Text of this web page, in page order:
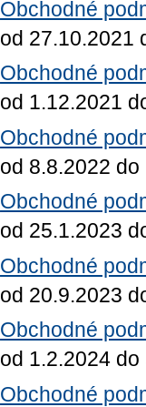
Obchodné
od 27.10.2021
Obchodné
od 1.12.2021
Obchodné
od 8.8.2022
Obchodné
od 25.1.2023
Obchodné
od 20.9.2023
Obchodné
od 1.2.2024 do
Obchodné